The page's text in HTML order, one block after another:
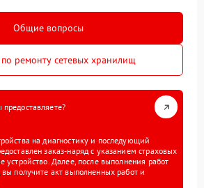
Общие вопросы
ремонту сетевых хранилищ
на диагностику и последующий
заказ-наряд с указанием страховых
устройство. Далее, после выполнения работ
получите акт выполненных работ и